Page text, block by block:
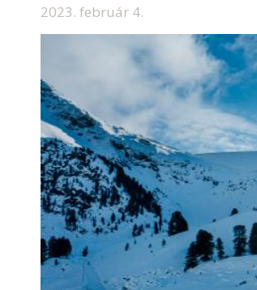
2023. február 4.